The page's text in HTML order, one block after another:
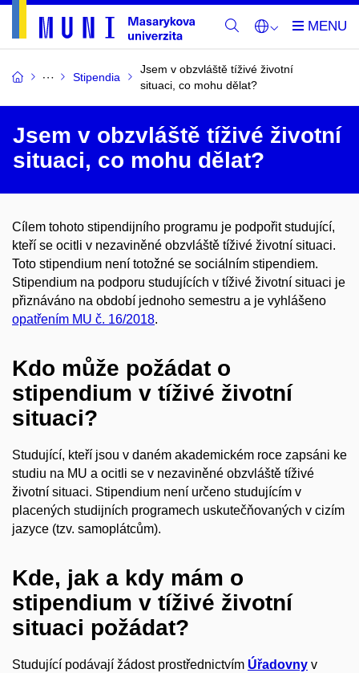
Stipendia
Jsem v obzvláště tíživé životní
situaci, co mohu dělat?
Jsem v obzvláště tíživé životní
situaci, co mohu dělat?
Cílem tohoto stipendijního programu je podpořit studující,
kteří se ocitli v nezaviněné obzvláště tíživé životní situaci.
Toto stipendium není totožné se sociálním stipendiem.
Stipendium na podporu studujících v tíživé životní situaci je
přiznáváno na období jednoho semestru a je vyhlášeno
opatřením MU č. 16/2018.
Kdo může požádat o
stipendium v tíživé životní
situaci?
Studující, kteří jsou v daném akademickém roce zapsáni ke
studiu na MU a ocitli se v nezaviněné obzvláště tíživé
životní situaci. Stipendium není určeno studujícím v
placených studijních programech uskutečňovaných v cizím
jazyce (tzv. samoplátcům).
Kde, jak a kdy mám o
stipendium v tíživé životní
situaci požádat?
Studující podávají žádost prostřednictvím Úřadovny v